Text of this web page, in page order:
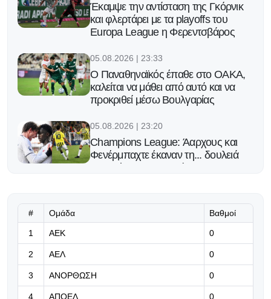
Έκαμψε την αντίσταση της Γκόρνικ
και φλερτάρει με τα playoffs του
Europa League η Φερεντσβάρος
05.08.2026 | 23:33
Ο Παναθηναϊκός έπαθε στο ΟΑΚΑ,
καλείται να μάθει από αυτό και να
προκριθεί μέσω Βουλγαρίας
05.08.2026 | 23:20
Champions League: Άαρχους και
Φενέρμπαχτε έκαναν τη... δουλειά
Πειστική εικόνα, πολύτιμο
05.08.2026 | 22:58
Ελαμψε ξανά ο Τζόλης: Εδωσε την
ασίστ στο γκολ της Αρσεναλ
# Ομάδα Βαθμοί
1 ΑΕΚ 0
2 ΑΕΛ 0
3 ΑΝΟΡΘΩΣΗ 0
4 ΑΠΟΕΛ 0